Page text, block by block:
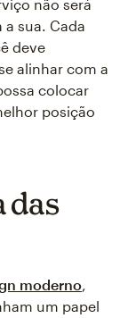
não será
sua. Cada
deve
alinhar com a
colocar
posição
das
moderno,
um papel